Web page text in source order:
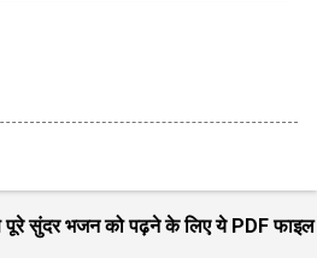
पूरे सुंदर भजन को पढ़ने के लिए ये PDF फाइल